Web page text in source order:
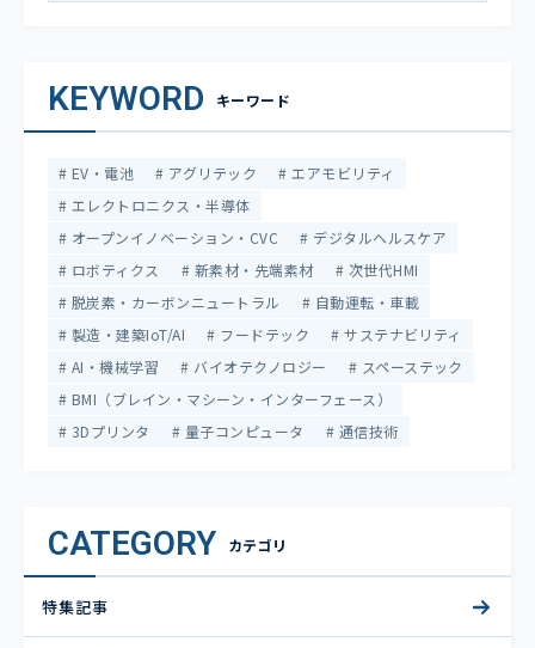
KEYWORD キーワード
EV・電池 アグリテック
エアモビリティ
エレクトロニクス・半導体
オープンイノベーション・CVC
デジタルヘルスケア
ロボティクス
新素材・先端素材
次世代HMI
脱炭素・カーボンニュートラル
自動運転・車載
製造・建築IoT/AI
フードテック
サステナビリティ
AI・機械学習
バイオテクノロジー
スペーステック
BMI（ブレイン・マシーン・インターフェース）
3Dプリンタ
量子コンピュータ 通信技術
CATEGORY カテゴリ
特集記事